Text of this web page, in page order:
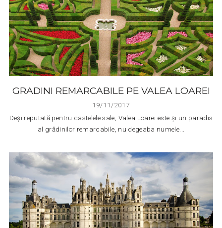
GRADINI REMARCABILE PE VALEA LOAREI
19/11/2017
Deși reputată pentru castelele sale, Valea Loarei este și un paradis
al grădinilor remarcabile, nu degeaba numele...